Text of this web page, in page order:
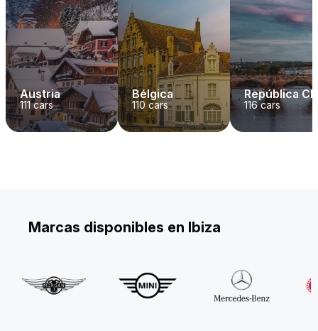
Austria
111cars
Bélgica
110 cars
República
116cars
Marcas disponibles en Ibiza